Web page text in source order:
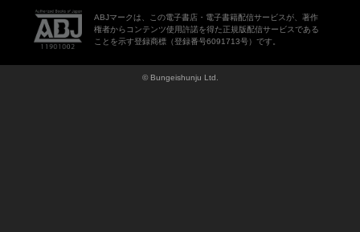
ABJマークは、この電子書店・電子書籍配信サービスが、著作
権者からコンテンツ使用許諾を得た正規版配信サービスである
ことを示す登録商標（登録番号6091713号）です。
© Bungeishunju Ltd.